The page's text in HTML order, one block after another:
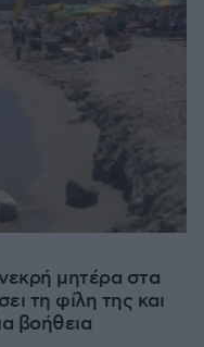
μητέρα στα
τη φίλη της και
βοήθεια